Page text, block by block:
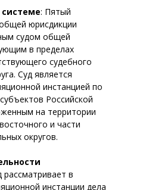
: Пятый
юрисдикции
судом общей
в пределах
судебного
Суд является
инстанцией по
Российской
на территории
и части
округов.
рассматривает в
инстанции дела